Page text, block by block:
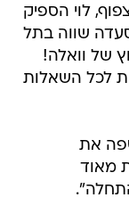
לוי הספיק
שווה בתל
של וואלה!
לכל השאלות
את
מאוד